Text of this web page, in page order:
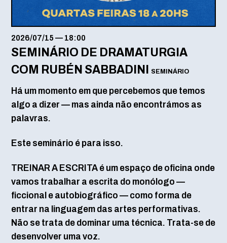
2026/07/15 — 18:00
SEMINÁRIO DE DRAMATURGIA
COM RUBÉN SABBADINI SEMINÁRIO
Há um momento em que percebemos que temos
algo a dizer — mas ainda não encontrámos as
palavras.
Este seminário é para isso.
TREINAR A ESCRITA é um espaço de oficina onde
vamos trabalhar a escrita do monólogo —
ficcional e autobiográfico — como forma de
entrar na linguagem das artes performativas.
Não se trata de dominar uma técnica. Trata-se de
desenvolver uma voz.